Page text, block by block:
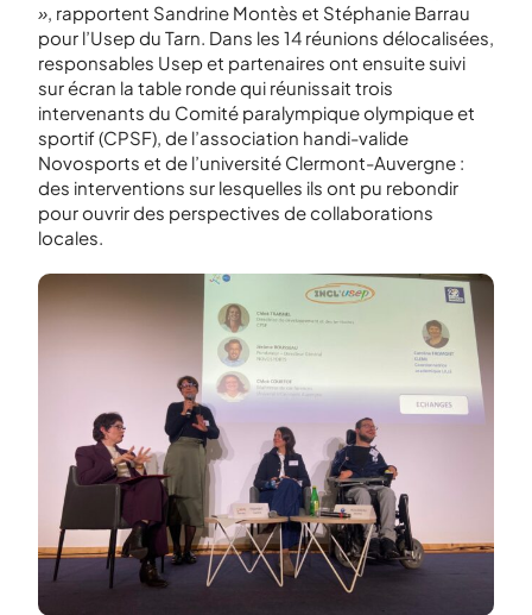
», rapportent Sandrine Montès et Stéphanie Barrau
pour l’Usep du Tarn. Dans les 14 réunions délocalisées,
responsables Usep et partenaires ont ensuite suivi
sur écran la table ronde qui réunissait trois
intervenants du Comité paralympique olympique et
sportif (CPSF), de l’association handi-valide
Novosports et de l’université Clermont-Auvergne :
des interventions sur lesquelles ils ont pu rebondir
pour ouvrir des perspectives de collaborations
locales.